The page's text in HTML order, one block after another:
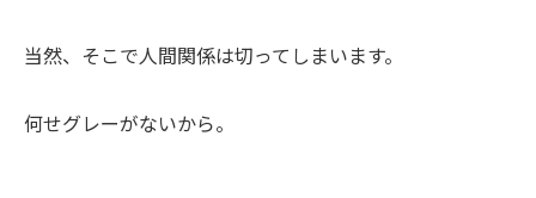
当然、そこで人間関係は切ってしまいます。
何せグレーがないから。